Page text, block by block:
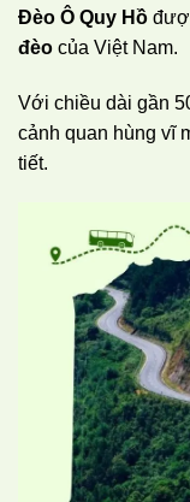
Đèo Ô Quy Hồ
đèo của Việt Nam.
Với chiều dài gần
cảnh quan hùng vĩ
tiết.